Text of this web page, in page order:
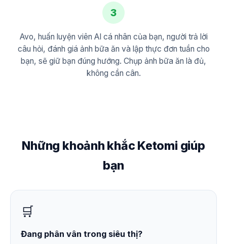
3
Avo, huấn luyện viên AI cá nhân của bạn, người trả lời
câu hỏi, đánh giá ảnh bữa ăn và lập thực đơn tuần cho
bạn, sẽ giữ bạn đúng hướng. Chụp ảnh bữa ăn là đủ,
không cần cân.
Những khoảnh khắc Ketomi giúp
bạn
🛒
Đang phân vân trong siêu thị?